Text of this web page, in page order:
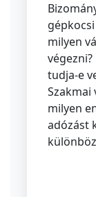
milyen
tudja-e
Szakmai
milyen
adózást